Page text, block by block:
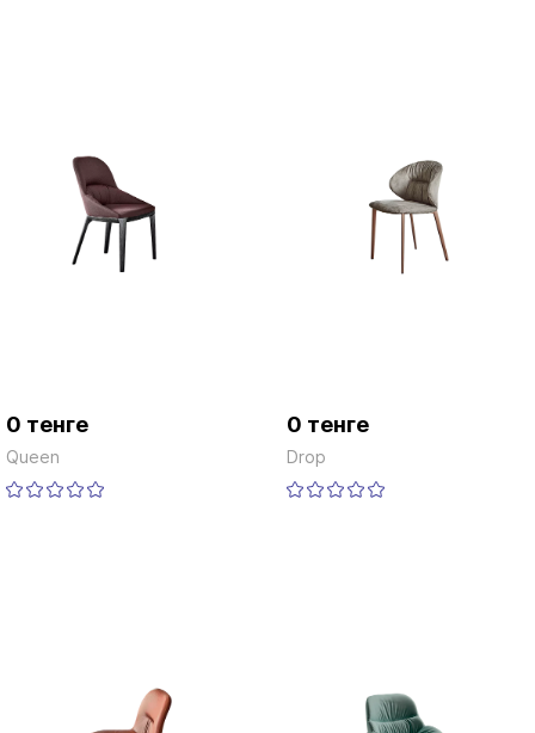
0 тенге
Queen
0 тенге
Drop